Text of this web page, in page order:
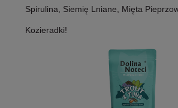
Spirulina, Siemię Lniane, Mięta
Kozieradki!